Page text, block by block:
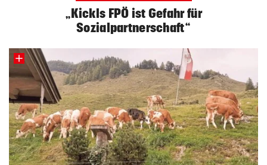
„Kickls FPÖ ist Gefahr für
Sozialpartnerschaft“